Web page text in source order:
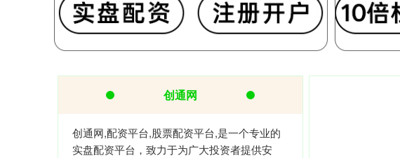
创通网
创通网,配资平台,股票配资平台,是一个专业的
实盘配资平台，致力于为广大投资者提供安